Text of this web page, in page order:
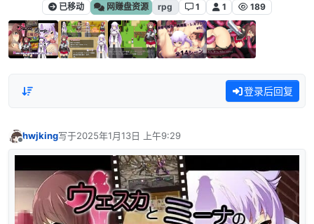
已移动 网赚盘资源 rpg 1 1 189
登录后回复
hwjking写于2025年1月13日 上午9:29
最后由 编辑